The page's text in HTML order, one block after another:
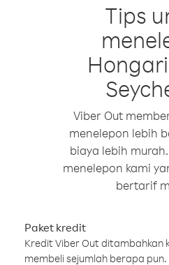
Tips
Viber Out
menelepon lebih
biaya lebih
menelepon kami
bertarif
Paket kredit
Kredit Viber Out ditambahkan
membeli sejumlah berapa